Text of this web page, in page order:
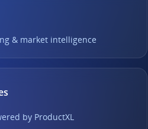
& market intelligence
by ProductXL